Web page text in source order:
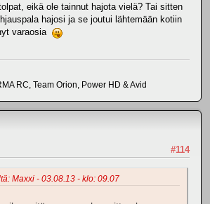
eikä ole tainnut hajota vielä? Tai sitten
hajosi ja se joutui lähtemään kotiin
varaosia
RC, Team Orion, Power HD & Avid
#114
Maxxi - 03.08.13 - klo: 09.07